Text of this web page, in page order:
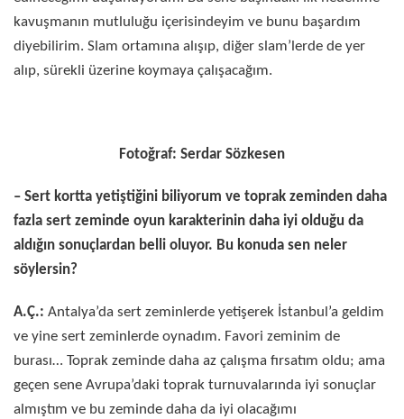
kavuşmanın mutluluğu içerisindeyim ve bunu başardım
diyebilirim. Slam ortamına alışıp, diğer slam’lerde de yer
alıp, sürekli üzerine koymaya çalışacağım.
Fotoğraf: Serdar Sözkesen
– Sert kortta yetiştiğini biliyorum ve toprak zeminden daha
fazla sert zeminde oyun karakterinin daha iyi olduğu da
aldığın sonuçlardan belli oluyor. Bu konuda sen neler
söylersin?
A.Ç.: Antalya’da sert zeminlerde yetişerek İstanbul’a geldim
ve yine sert zeminlerde oynadım. Favori zeminim de
burası… Toprak zeminde daha az çalışma fırsatım oldu; ama
geçen sene Avrupa’daki toprak turnuvalarında iyi sonuçlar
almıştım ve bu zeminde daha da iyi olacağımı